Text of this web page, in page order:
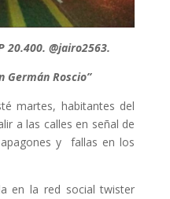
20.400. @jairo2563.
Germán Roscio”
martes, habitantes del
a las calles en señal de
y fallas en los
en la red social twister